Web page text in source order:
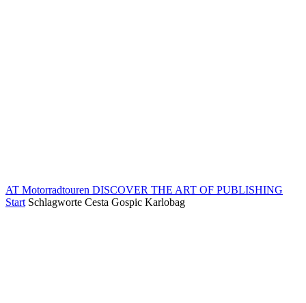
AT Motorradtouren DISCOVER THE ART OF PUBLISHING
Start Schlagworte Cesta Gospic Karlobag